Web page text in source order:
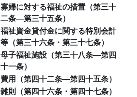
寡婦に対する福祉の措置（第三十
二条―第三十五条）
福祉資金貸付金に関する特別会計
等（第三十六条・第三十七条）
母子福祉施設（第三十八条―第四
十一条）
費用（第四十二条―第四十五条）
雑則（第四十六条・第四十七条）